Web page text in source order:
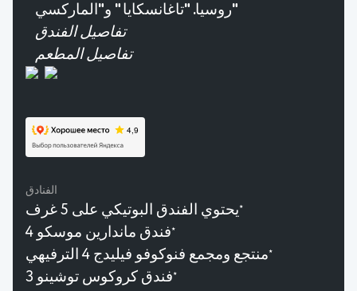
روسيا. "تاغانسكايا " و"الماركسي"
تفاصيل الفندق
تفاصيل المطعم
الفنادق
يحتوي الفندق البوتيكي على 5 غرف★
فندق ماندارين موسكو 4★
منتجع ومجمع فنوكوفو فيليدج 4 الترفيهي★
فندق كروكوس توشينو 3★